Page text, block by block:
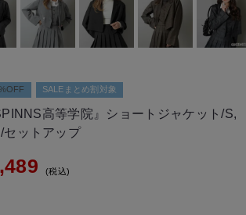
SALEまとめ割対象
高等学院』ショートジャケット/S,
セットアップ
税込